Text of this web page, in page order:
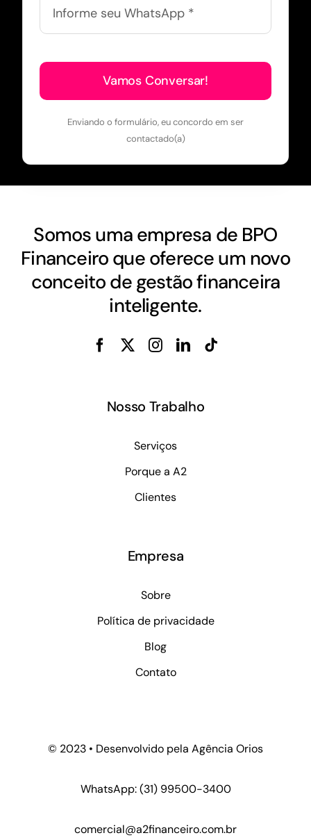
Vamos Conversar!
Enviando o formulário, eu concordo em ser
contactado(a)
Somos uma empresa de BPO
Financeiro que oferece um novo
conceito de gestão financeira
inteligente.
Nosso Trabalho
Serviços
Porque a A2
Clientes
Empresa
Sobre
Política de privacidade
Blog
Contato
© 2023 • Desenvolvido pela Agência Orios
WhatsApp:(31) 99500-3400
comercial@a2financeiro.com.br